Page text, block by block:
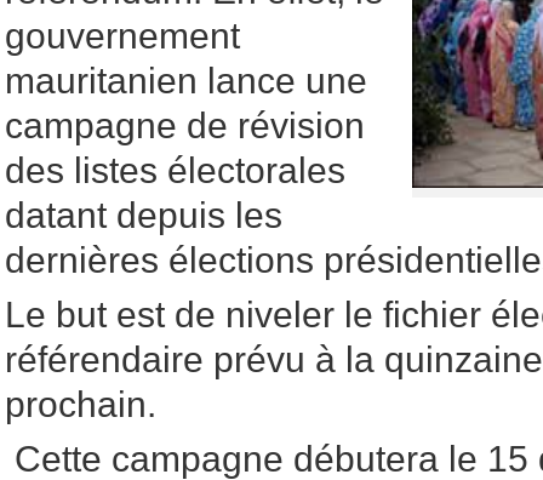
gouvernement
mauritanien lance une
campagne de révision
des listes électorales
datant depuis les
dernières élections
Le but est de niveler le fichier
référendaire prévu à la
prochain.
Cette campagne débutera le 15